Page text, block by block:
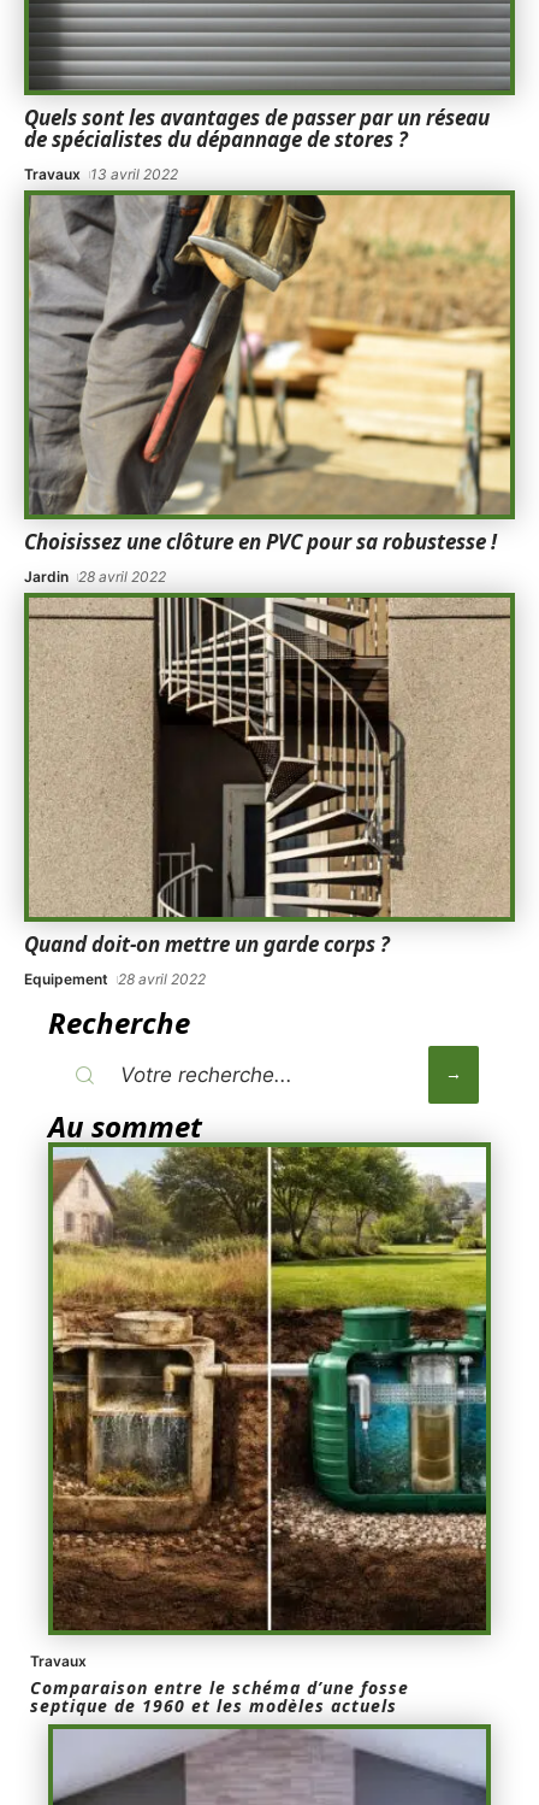
Quels sont les avantages de passer par un réseau
de spécialistes du dépannage de stores ?
Travaux 13 avril 2022
Choisissez une clôture en PVC pour sa robustesse !
Jardin 28 avril 2022
Quand doit-on mettre un garde corps ?
Equipement 28 avril 2022
Recherche
Au sommet
Travaux
Comparaison entre le schéma d’une fosse
septique de 1960 et les modèles actuels